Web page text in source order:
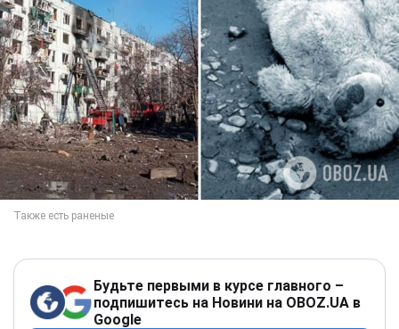
Будьте первыми в курсе главного –
подпишитесь на Новини на OBOZ.UA в
Google